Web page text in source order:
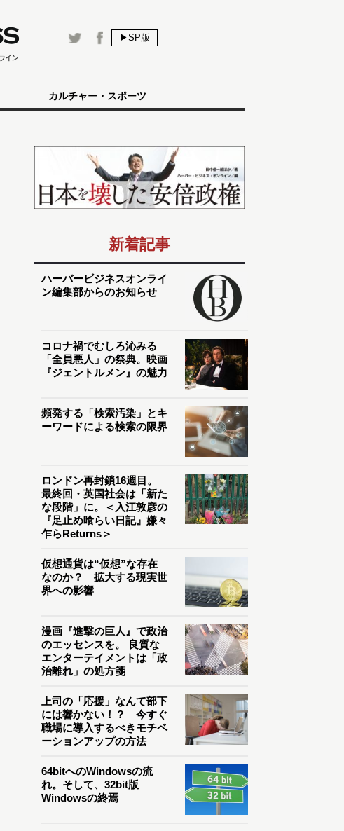
▶SP版
カルチャー・スポーツ
新着記事
ハーバービジネスオンライ
ン編集部からのお知らせ
コロナ禍でむしろ沁みる
「全員悪人」の祭典。映画
『ジェントルメン』の魅力
頻発する「検索汚染」とキ
ーワードによる検索の限界
ロンドン再封鎖16週目。
最終回・英国社会は「新た
な段階」に。＜入江敦彦の
『足止め喰らい日記』嫌々
乍らReturns＞
仮想通貨は“仮想”な存在
なのか？ 拡大する現実世
界への影響
漫画『進撃の巨人』で政治
のエッセンスを。 良質な
エンターテイメントは「政
治離れ」の処方箋
上司の「応援」なんて部下
には響かない！？ 今すぐ
職場に導入するべきモチベ
ーションアップの方法
64bitへのWindowsの流
れ。そして、32bit版
Windowsの終焉